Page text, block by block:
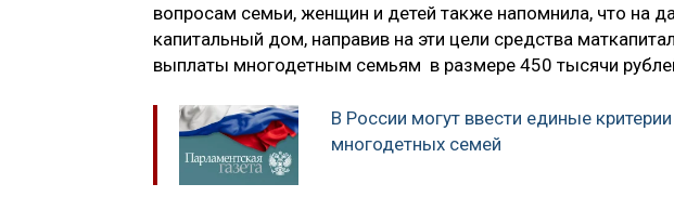
вопросам семьи, женщин и детей также напомнила, что на
капитальный дом, направив на эти цели средства
выплаты многодетным семьям в размере 450 тысячи
В России могут ввести единые
многодетных семей